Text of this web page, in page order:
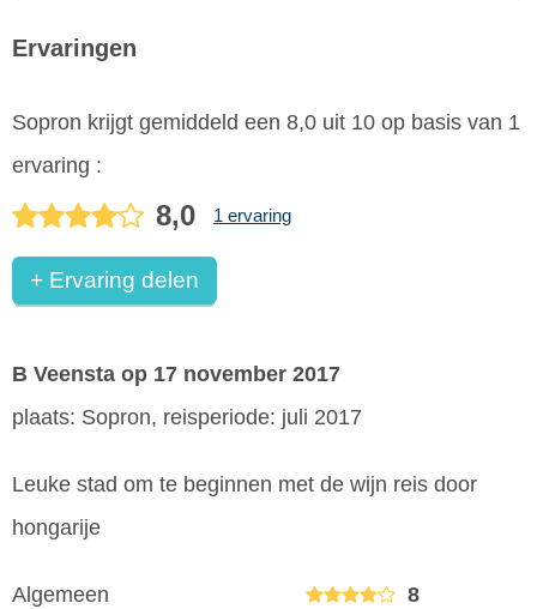
Ervaringen
Sopron krijgt gemiddeld een 8,0 uit 10 op basis van 1
ervaring :
8,0 1 ervaring
+ Ervaring delen
B Veensta op 17 november 2017
plaats: Sopron, reisperiode: juli 2017
Leuke stad om te beginnen met de wijn reis door
hongarije
Algemeen
8